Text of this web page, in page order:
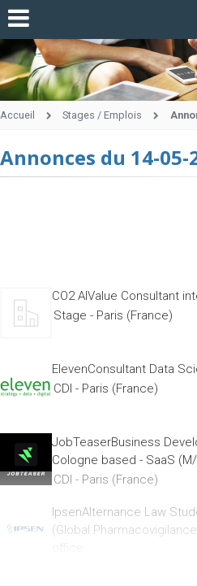
Accueil Stages / Emplois
Annonces du 14-05-
CO2 AIValue Consultant
Stage - Paris (France)
ElevenConsultant Data
CDI - Paris (France)
JobTeaserBusiness
Cologne based - SaaS
CDI - Paris (France)
IpsenAlternance Law
(Global